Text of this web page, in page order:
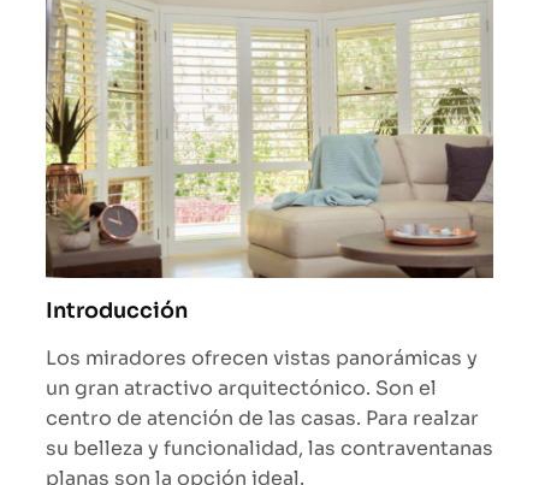
Introducción
Los miradores ofrecen vistas panorámicas y
un gran atractivo arquitectónico. Son el
centro de atención de las casas. Para realzar
su belleza y funcionalidad, las contraventanas
planas son la opción ideal.